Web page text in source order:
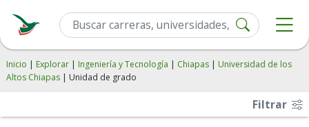
Inicio | Explorar | Ingeniería y Tecnología | Chiapas | Universidad de los
Altos Chiapas | Unidad de grado
Filtrar